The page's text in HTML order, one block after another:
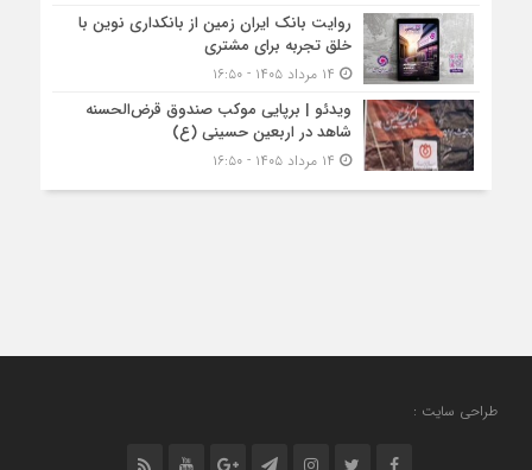
روایت بانک ایران زمین از بانکداری نوین با
خلق تجربه برای مشتری
ویدئو | برپایی موکب صندوق قرض‌الحسنه
شاهد در اربعین حسینی (ع)
طراحی سایت :